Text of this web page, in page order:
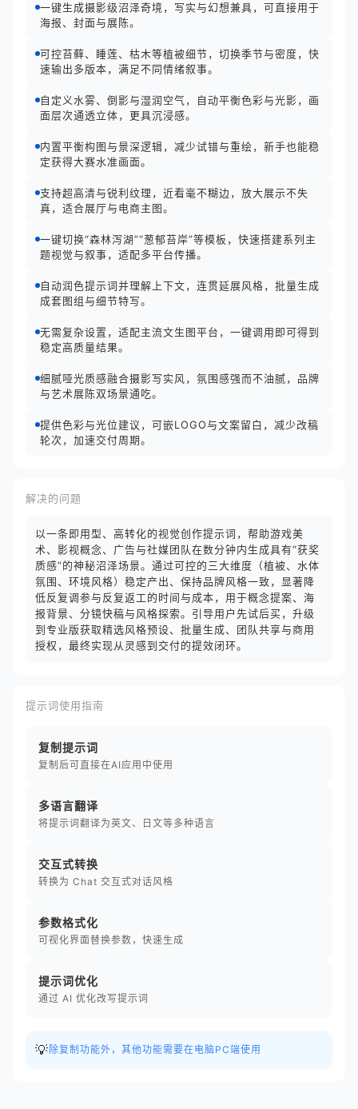
一键生成摄影级沼泽奇境，写实与幻想兼具，可直接用于
海报、封面与展陈。
可控苔藓、睡莲、枯木等植被细节，切换季节与密度，快
速输出多版本，满足不同情绪叙事。
自定义水雾、倒影与湿润空气，自动平衡色彩与光影，画
面层次通透立体，更具沉浸感。
内置平衡构图与景深逻辑，减少试错与重绘，新手也能稳
定获得大赛水准画面。
支持超高清与锐利纹理，近看毫不糊边，放大展示不失
真，适合展厅与电商主图。
一键切换“森林泻湖”“葱郁苔岸”等模板，快速搭建系列主
题视觉与叙事，适配多平台传播。
自动润色提示词并理解上下文，连贯延展风格，批量生成
成套图组与细节特写。
无需复杂设置，适配主流文生图平台，一键调用即可得到
稳定高质量结果。
细腻哑光质感融合摄影写实风，氛围感强而不油腻，品牌
与艺术展陈双场景通吃。
提供色彩与光位建议，可嵌LOGO与文案留白，减少改稿
轮次，加速交付周期。
解决的问题
以一条即用型、高转化的视觉创作提示词，帮助游戏美
术、影视概念、广告与社媒团队在数分钟内生成具有“获奖
质感”的神秘沼泽场景。通过可控的三大维度（植被、水体
氛围、环境风格）稳定产出、保持品牌风格一致，显著降
低反复调参与反复返工的时间与成本，用于概念提案、海
报背景、分镜快稿与风格探索。引导用户先试后买，升级
到专业版获取精选风格预设、批量生成、团队共享与商用
授权，最终实现从灵感到交付的提效闭环。
提示词使用指南
复制提示词
复制后可直接在AI应用中使用
多语言翻译
将提示词翻译为英文、日文等多种语言
交互式转换
转换为 Chat 交互式对话风格
参数格式化
可视化界面替换参数，快速生成
提示词优化
通过 AI 优化改写提示词
💡 除复制功能外，其他功能需要在电脑PC端使用